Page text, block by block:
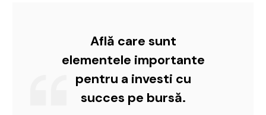
Află care sunt
elementele importante
pentru a investi cu
succes pe bursă.